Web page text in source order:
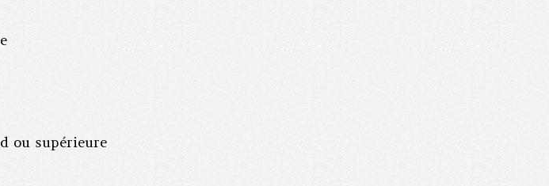
ou supérieure